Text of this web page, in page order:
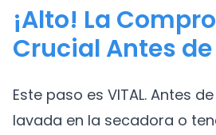
¡Alto! La
Crucial Antes
Este paso es VITAL. Antes
lavada en la secadora o